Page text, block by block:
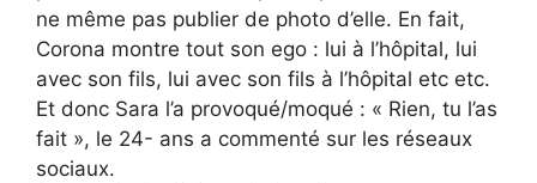
ne même pas publier de photo d’elle. En fait,
Corona montre tout son ego : lui à l’hôpital, lui
avec son fils, lui avec son fils à l’hôpital etc etc.
Et donc Sara l’a provoqué/moqué : « Rien, tu l’as
fait », le 24- ans a commenté sur les réseaux
sociaux.